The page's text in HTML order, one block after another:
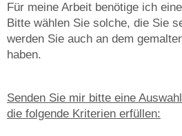
Für meine Arbeit benötige ich
Bitte wählen Sie solche, die Sie
werden Sie auch an dem
haben.
Senden Sie mir bitte eine
die folgende Kriterien erfüllen: